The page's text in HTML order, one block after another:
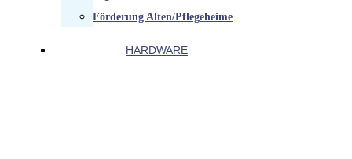
Förderung Alten/Pflegeheime
HARDWARE